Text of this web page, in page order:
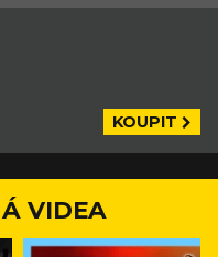
KOUPIT
VIDEA